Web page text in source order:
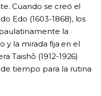
Cuando se creó el
Edo (1603-1868), los
la
y la mirada fija en el
Taishō (1912-1926)
tiempo para la rutina